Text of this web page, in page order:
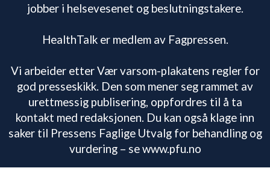
jobber i helsevesenet og beslutningstakere.
HealthTalk er medlem av Fagpressen.
Vi arbeider etter Vær varsom-plakatens regler for
god presseskikk. Den som mener seg rammet av
urettmessig publisering, oppfordres til å ta
kontakt med redaksjonen. Du kan også klage inn
saker til Pressens Faglige Utvalg for behandling og
vurdering – se www.pfu.no